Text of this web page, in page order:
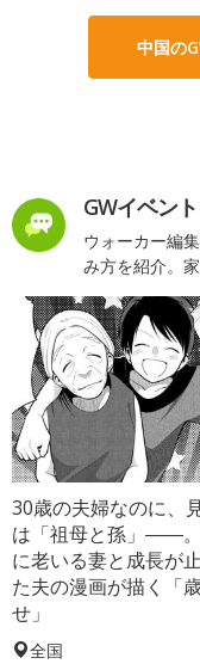
中国の
GWイベン
ウォーカー編
み方を紹介。
30歳の夫婦なのに、
は「祖母と孫」――
に老いる妻と成長が
た夫の漫画が描く「
せ」
全国